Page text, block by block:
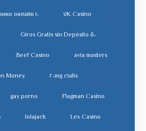
٧K Casino ١٠ лучших казино онлайн
٥٠ Giros Gratis sin Depósito
avia masters
Beef Casino
cialis ٢٠mg Money
Flagman Casino
gay porno
Lex Casino
lolajack